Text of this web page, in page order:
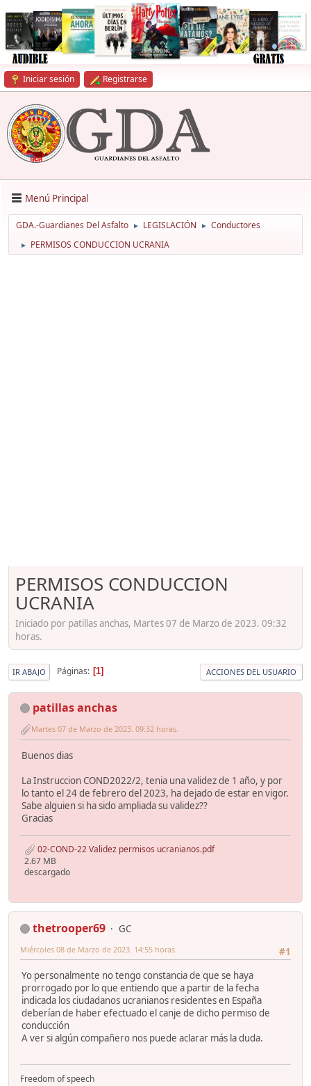
Iniciar sesión Registrarse
Menú Principal
GDA.-Guardianes Del Asfalto ► LEGISLACIÓN ► Conductores
► PERMISOS CONDUCCION UCRANIA
PERMISOS CONDUCCION
UCRANIA
Iniciado por patillas anchas, Martes 07 de Marzo de 2023. 09:32
horas.
IR ABAJO Páginas 1 ACCIONES DEL USUARIO
patillas anchas
Martes 07 de Marzo de 2023. 09:32 horas.
Buenos dias
La Instruccion COND2022/2, tenia una validez de 1 año, y por
lo tanto el 24 de febrero del 2023, ha dejado de estar en vigor.
Sabe alguien si ha sido ampliada su validez??
Gracias
02-COND-22 Validez permisos ucranianos.pdf
2.67 MB
descargado
thetrooper69
GC
#1
Miércoles 08 de Marzo de 2023. 14:55 horas.
Yo personalmente no tengo constancia de que se haya
prorrogado por lo que entiendo que a partir de la fecha
indicada los ciudadanos ucranianos residentes en España
deberían de haber efectuado el canje de dicho permiso de
conducción
A ver si algún compañero nos puede aclarar más la duda.
Freedom of speech